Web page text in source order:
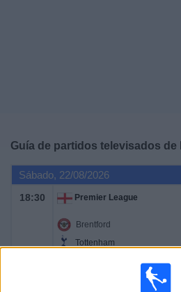
Guía de partidos televisados de
Sábado, 22/08/2026
18:30 Premier League
Brentford
Tottenham
DAZN (Ver en directo)
Noticias